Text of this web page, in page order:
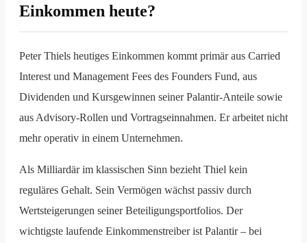
Einkommen heute?
Peter Thiels heutiges Einkommen kommt primär aus Carried
Interest und Management Fees des Founders Fund, aus
Dividenden und Kursgewinnen seiner Palantir-Anteile sowie
aus Advisory-Rollen und Vortragseinnahmen. Er arbeitet nicht
mehr operativ in einem Unternehmen.
Als Milliardär im klassischen Sinn bezieht Thiel kein
reguläres Gehalt. Sein Vermögen wächst passiv durch
Wertsteigerungen seiner Beteiligungsportfolios. Der
wichtigste laufende Einkommenstreiber ist Palantir – bei